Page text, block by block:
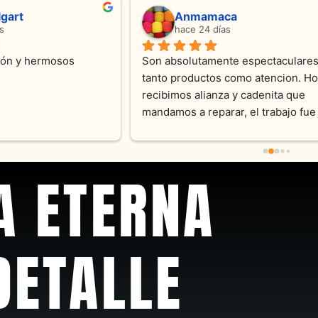
Ramos
4 meses
atención !!!!!Nos asesoraron
con dedicación.
Laura A
hace 5 meses
Desde el inicio soy clienta
Joyas y siempre muy
sus productos. Una Belleza
pieza y siempre satisfecha
recomendable
ETERNA